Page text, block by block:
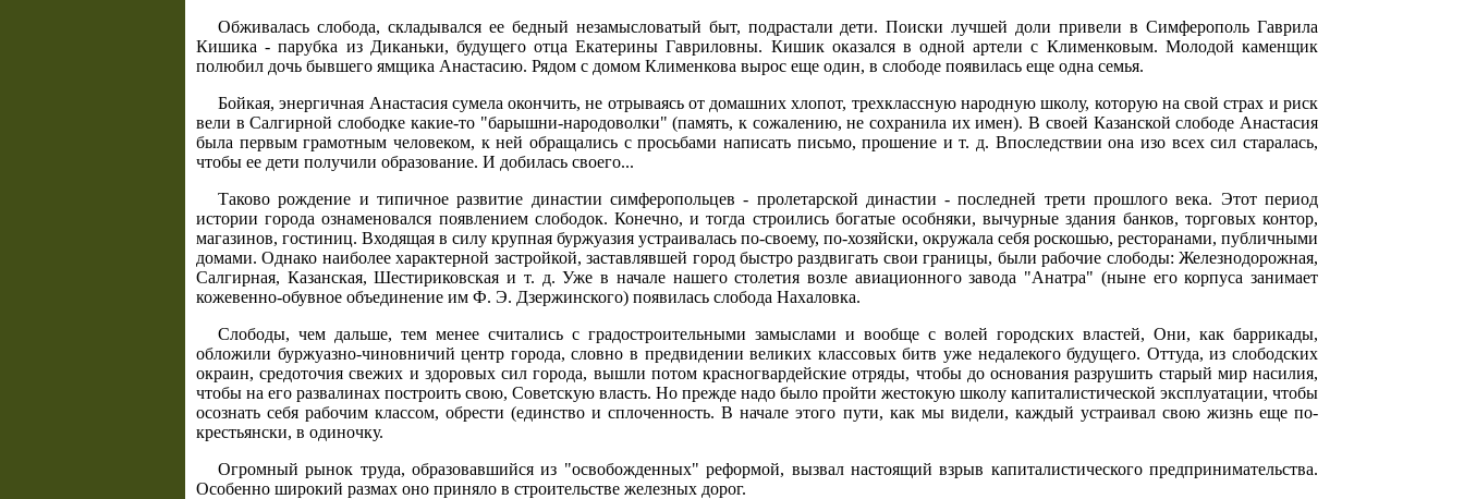
Обживалась слобода, складывался ее бедный незамысловатый быт, подрастали дети. Поиски лучшей доли привели в Симферополь Гаврила
Кишика - парубка из Диканьки, будущего отца Екатерины Гавриловны. Кишик оказался в одной артели с Клименковым. Молодой каменщик
полюбил дочь бывшего ямщика Анастасию. Рядом с домом Клименкова вырос еще один, в слободе появилась еще одна семья.
Бойкая, энергичная Анастасия сумела окончить, не отрываясь от домашних хлопот, трехклассную народную школу, которую на свой страх и риск
вели в Салгирной слободке какие-то "барышни-народоволки" (память, к сожалению, не сохранила их имен). В своей Казанской слободе Анастасия
была первым грамотным человеком, к ней обращались с просьбами написать письмо, прошение и т. д. Впоследствии она изо всех сил старалась,
чтобы ее дети получили образование. И добилась своего...
Таково рождение и типичное развитие династии симферопольцев - пролетарской династии - последней трети прошлого века. Этот период
истории города ознаменовался появлением слободок. Конечно, и тогда строились богатые особняки, вычурные здания банков, торговых контор,
магазинов, гостиниц. Входящая в силу крупная буржуазия устраивалась по-своему, по-хозяйски, окружала себя роскошью, ресторанами, публичными
домами. Однако наиболее характерной застройкой, заставлявшей город быстро раздвигать свои границы, были рабочие слободы: Железнодорожная,
Салгирная, Казанская, Шестириковская и т. д. Уже в начале нашего столетия возле авиационного завода "Анатра" (ныне его корпуса занимает
кожевенно-обувное объединение им Ф. Э. Дзержинского) появилась слобода Нахаловка.
Слободы, чем дальше, тем менее считались с градостроительными замыслами и вообще с волей городских властей, Они, как баррикады,
обложили буржуазно-чиновничий центр города, словно в предвидении великих классовых битв уже недалекого будущего. Оттуда, из слободских
окраин, средоточия свежих и здоровых сил города, вышли потом красногвардейские отряды, чтобы до основания разрушить старый мир насилия,
чтобы на его развалинах построить свою, Советскую власть. Но прежде надо было пройти жестокую школу капиталистической эксплуатации, чтобы
осознать себя рабочим классом, обрести (единство и сплоченность. В начале этого пути, как мы видели, каждый устраивал свою жизнь еще по-
крестьянски, в одиночку.
Огромный рынок труда, образовавшийся из "освобожденных" реформой, вызвал настоящий взрыв капиталистического предпринимательства.
Особенно широкий размах оно приняло в строительстве железных дорог.